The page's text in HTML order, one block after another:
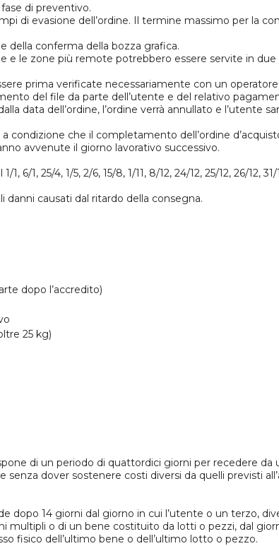
di preventivo.
di evasione dell’ordine. Il termine massimo per la
della conferma della bozza grafica.
le zone più remote potrebbero essere servite in due
prima verificate necessariamente con un operatore.
del file da parte dell’utente e del relativo
data dell’ordine, l’ordine verrà annullato e l’utente
che il completamento dell’ordine
avvenute il giorno lavorativo successivo.
1, 25/4, 1/5, 2/6, 15/8, 1/11, 8/12, 24/12, 25/12, 26/12,
causati dal ritardo della consegna.
dopo l’accredito)
25 kg)
di un periodo di quattordici giorni per recedere
dover sostenere costi diversi da quelli previsti
dopo 14 giorni dal giorno in cui l’utente o un terzo,
multipli o di un bene costituito da lotti o pezzi, dal
fisico dell’ultimo bene o dell’ultimo lotto o pezzo.